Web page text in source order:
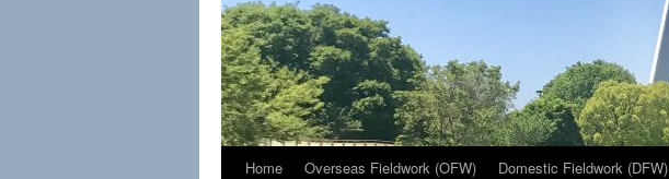
Home Overseas Fieldwork (OFW) Domestic Fieldwork (DFW)